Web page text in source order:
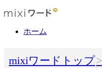
ホーム
mixiワードトップ